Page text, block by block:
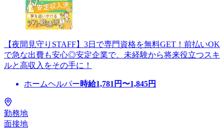
【夜間見守りSTAFF】3日で専門資格を無料GET！前払いOK
で急な出費も安心◎安定企業で、未経験から将来役立つスキ
ルと高収入をその手に！
ホームヘルパー時給1,781 円〜1,845円
勤務地
面接地